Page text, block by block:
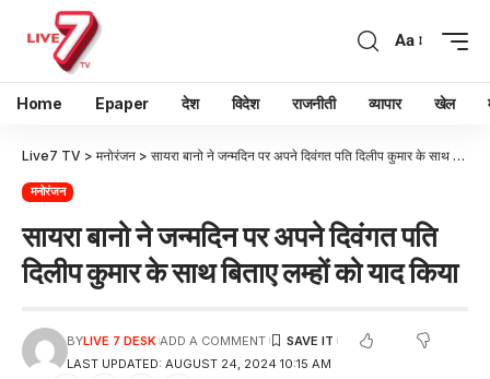
Aa
Home Epaper देश विदेश राजनीती व्यापार खेल
Live7 TV > मनोरंजन > सायरा बानो ने जन्मदिन पर अपने दिवंगत पति दिलीप कुमार के साथ बिताए लम्हों को याद किया
मनोरंजन
सायरा बानो ने जन्मदिन पर अपने दिवंगत पति
दिलीप कुमार के साथ बिताए लम्हों को याद किया
LAST UPDATED: AUGUST 24, 2024 10:15 AM
BYLIVE 7 DESK ADD A COMMENT